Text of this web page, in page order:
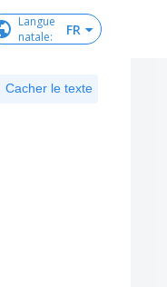
Langue
natale: FR
Cacher le texte